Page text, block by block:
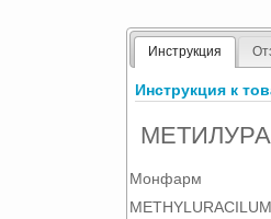
Инструкция
Инструкция к
Монфарм